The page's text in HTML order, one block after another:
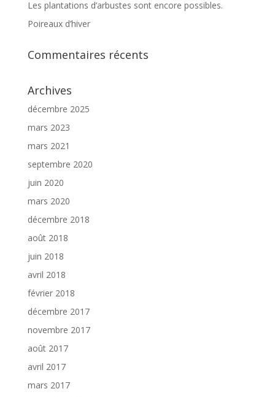
Les plantations d’arbustes sont encore possibles.
Poireaux d’hiver
Commentaires récents
Archives
décembre 2025
mars 2023
mars 2021
septembre 2020
juin 2020
mars 2020
décembre 2018
août 2018
juin 2018
avril 2018
février 2018
décembre 2017
novembre 2017
août 2017
avril 2017
mars 2017